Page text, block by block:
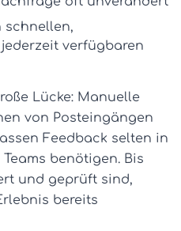
schnellen,
verfügbaren
Lücke: Manuelle
von Posteingängen
Feedback selten in
benötigen. Bis
und geprüft sind,
bereits